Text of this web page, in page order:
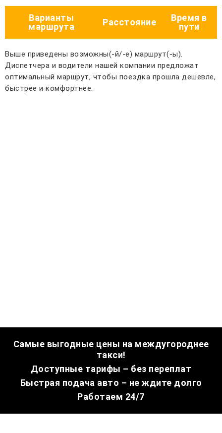
Варианты
маршрута
Расстояние
Время в
пути
Выше приведены возможны(-й/-е) маршрут(-ы).
Диспетчера и водители нашей компании предложат
оптимальный маршрут, чтобы поездка прошла дешевле,
быстрее и комфортнее.
Самые выгодные цены на междугороднее
такси!
Доступные тарифы – без переплат
Быстрая подача авто – не ждите долго
Работаем 24/7